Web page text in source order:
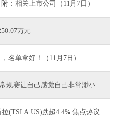
：相关上市公司（11月7日）
万元
名单拿好！（11月7日）
规赛让自己感觉自己非常渺小
(TSLA.US)跌超4.4% 焦点热议